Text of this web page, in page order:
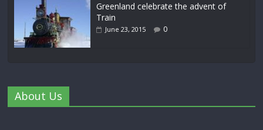
Greenland celebrate the advent of
Train
June 23, 2015 0
About Us